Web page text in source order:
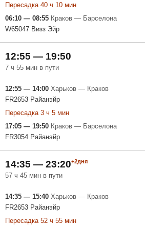
Пересадка 40 ч 10 мин
06:10 — 08:55 Краков — Барселона
W65047 Визз Эйр
12:55 — 19:50
7 ч 55 мин в пути
12:55 — 14:00 Харьков — Краков
FR2653 Райанэйр
Пересадка 3 ч 5 мин
17:05 — 19:50 Краков — Барселона
FR3054 Райанэйр
14:35 — 23:20+2дня
57 ч 45 мин в пути
14:35 — 15:40 Харьков — Краков
FR2653 Райанэйр
Пересадка 52 ч 55 мин